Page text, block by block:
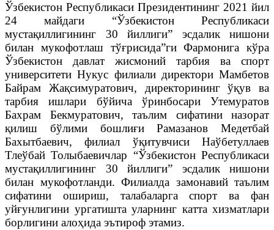
Ўзбекистон Республикаси Президентининг 2021 йил
24 майдаги “Ўзбекистон Республикаси
мустақиллигининг 30 йиллиги” эсдалик нишони
билан мукофотлаш тўғрисида”ги Фармонига кўра
Ўзбекистон давлат жисмоний тарбия ва спорт
университети Нукус филиали директори Мамбетов
Байрам Жақсимуратович, директорининг ўқув ва
тарбия ишлари бўйича ўринбосари Утемуратов
Бахрам Бекмуратович, таълим сифатини назорат
қилиш бўлими бошлиғи Рамазанов Медетбай
Бахытбаевич, филиал ўқитувчиси Наўбетуллаев
Тлеўбай Толыбаевичлар “Ўзбекистон Республикаси
мустақиллигининг 30 йиллиги” эсдалик нишони
билан мукофотланди. Филиалда замонавий таълим
сифатини ошириш, талабаларга спорт ва фан
уйғунлигини ургатишта уларнинг катта хизматлари
борлигини алоҳида эътироф этамиз.